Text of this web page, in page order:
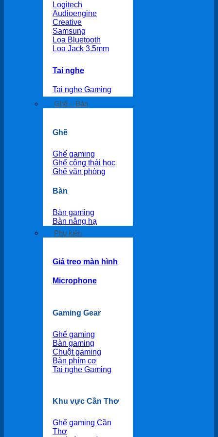
Logitech
Audioengine
Creative
Samsung
Loa Bluetooth
Loa Jack 3.5mm
Tai nghe
Tai nghe Gaming
Ghế – Bàn
Ghế
Ghế gaming
Ghế công thái học
Ghế văn phòng
Bàn
Bàn gaming
Bàn nâng hạ
Phụ kiện
Giá treo màn hình
Microphone
Gaming Gear
Ghế gaming
Bàn gaming
Chuột gaming
Bàn phím cơ
Tai nghe Gaming
Khu vực Cần Thơ
Ghế gaming Cần
Thơ